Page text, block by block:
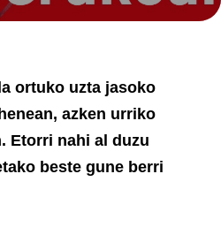
ortuko uzta jasoko
azken urriko
Etorri nahi al duzu
beste gune berri